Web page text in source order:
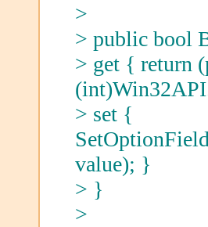
>
> public bool
> get { return
> set {
value); }
> }
>